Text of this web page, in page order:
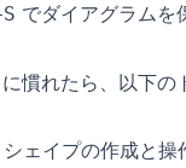
でダイアグラムを
慣れたら、以下の
ェイプの作成と操